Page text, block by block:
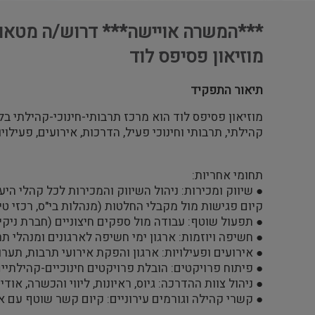
***המשרה אויישה*** דרוש/ה
מוזיאון פסיפס לוד
תיאור התפקיד
מוזיאון פסיפס לוד הוא מרכז תרבותי-חינוכי-
קהילתי, תרבותי וחינוכי פעיל, הדרכות, אירועים,
תחומי אחריות:
● שיווק ומכירות: ניהול השיווק והמכירות לכל
קיום פגישות מול מקבלי החלטות (מנהלות בי"ס, רכזי
● תפעול שוטף: עבודה מול ספקים חיצוניים (חברת
● חשיפה ויוזמות: ארגון ימי חשיפה לארגונים ומנהלי
● אירועים ופעילויות: ארגון והפקת אירועי תרבות,
● פיתוח פרויקטים: הובלת פרויקטים חינוכיים-
● ניהול צוות ההדרכה: גיוס, ראיונות, ליווי והכשרה,
● קשרי קהילה וגורמים עירוניים: קיום קשר שוטף עם